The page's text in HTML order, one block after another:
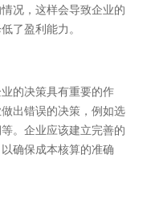
况，这样会导致企业的
了盈利能力。
的决策具有重要的作
出错误的决策，例如选
。企业应该建立完善的
确保成本核算的准确